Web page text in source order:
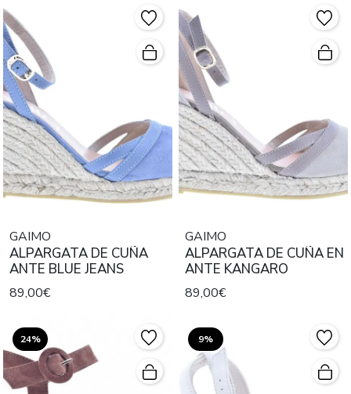
GAIMO
ALPARGATA DE CUÑA
ANTE BLUE JEANS
89,00€
GAIMO
ALPARGATA DE CUÑA EN
ANTE KANGARO
89,00€
24% 9%